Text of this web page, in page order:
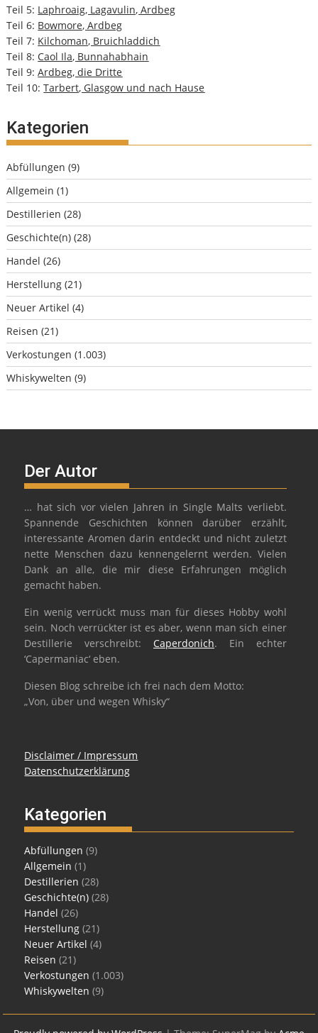
Teil 5: Laphroaig, Lagavulin, Ardbeg
Teil 6: Bowmore, Ardbeg
Teil 7: Kilchoman, Bruichladdich
Teil 8: Caol Ila, Bunnahabhain
Teil 9:Ardbeg, die Dritte
Teil 10:Tarbert, Glasgow und nach Hause
Kategorien
Abfüllungen (9)
Allgemein (1)
Destillerien (28)
Geschichte(n) (28)
Handel (26)
Herstellung (21)
Neuer Artikel (4)
Reisen (21)
Verkostungen (1.003)
Whiskywelten (9)
Der Autor
… hat sich vor vielen Jahren in Single Malts verliebt.
Spannende Geschichten können darüber erzählt,
interessante Aromen darin entdeckt und nicht zuletzt
nette Menschen dazu kennengelernt werden. Vielen
Dank an alle, die mir diese Erfahrungen möglich
gemacht haben.
Ein wenig verrückt muss man für dieses Hobby wohl
sein. Noch verrückter ist es aber, wenn man sich einer
Destillerie verschreibt: Caperdonich. Ein echter
‘Capermaniac‘ eben.
Diesen Blog schreibe ich frei nach dem Motto:
„Von, über und wegen Whisky“
Disclaimer / Impressum
Datenschutzerklärung
Kategorien
Abfüllungen (9)
Allgemein (1)
Destillerien (28)
Geschichte(n) (28)
Handel (26)
Herstellung (21)
Neuer Artikel (4)
Reisen (21)
Verkostungen (1.003)
Whiskywelten (9)